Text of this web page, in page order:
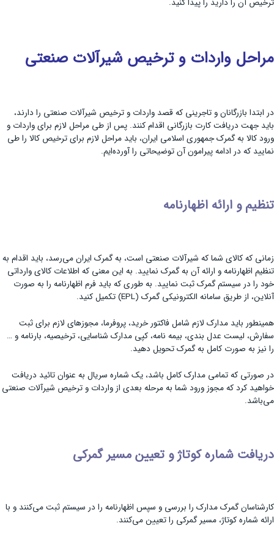
ترخیص آن را دارید را پیدا کنید.
مراحل واردات و ترخیص شیرآلات صنعتی
در ابتدا بازرگانان و تاجرینی که قصد واردات و ترخیص شیرآلات صنعتی را دارند،
باید جهت دریافت کارت بازرگانی اقدام کنند. پس از طی مراحل لازم برای واردات و
ورود کالا به گمرک جمهوری اسلامی ایران، باید مراحل لازم برای ترخیص کالا را طی
نمایید که در ادامه پیرامون آن توضیحاتی را آورده‌ایم.
تنظیم و ارائه اظهارنامه
زمانی که کالای شما که شیرآلات صنعتی است، به گمرک ایران می‌رسد، باید اقدام به
تنظیم اظهارنامه و ارائه آن به گمرک نمایید. به این معنی که اطلاعات کالای وارداتی
خود را در سیستم گمرک ثبت نمایید. به طوری که باید فرم اظهارنامه را به صورت
آنلاین، از طریق سامانه الکترونیکی گمرک (EPL) تکمیل کنید.
همینطور باید مدارک لازم شامل فاکتور خرید، پروفرما، مجوزهای لازم برای ثبت
سفارش، لیست عدل بندی، بیمه نامه، کپی مدارک شناسایی، ترخیصیه، بارنامه و …
را نیز به صورت کامل به گمرک تحویل دهید.
در صورتی که تمامی مدارک کامل باشد، یک شماره سریال به عنوان تائید دریافت
خواهید کرد که مجوز ورود شما به مرحله بعدی از واردات و ترخیص شیرآلات صنعتی
می‌باشد.
دریافت شماره کوتاژ و تعیین مسیر گمرکی
کارشناسان گمرک مدارک را بررسی و سپس اظهارنامه را در سیستم ثبت می‌کنند و با
ارائه شماره کوتاژ، مسیر گمرکی را تعیین می‌کنند.